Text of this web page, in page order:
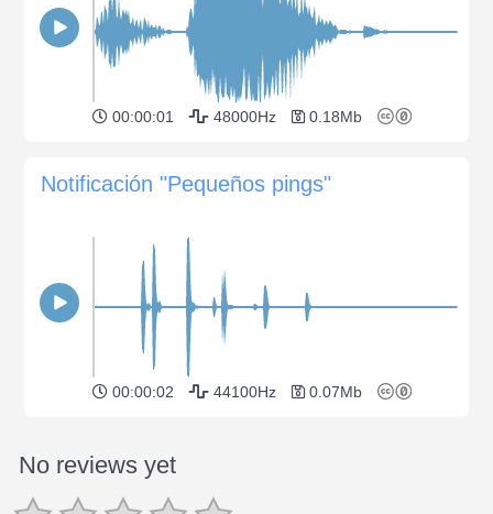
00:00:01 48000Hz 0.18Mb
Notificación "Pequeños pings"
00:00:02 44100Hz 0.07Mb
No reviews yet